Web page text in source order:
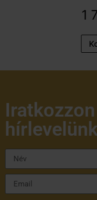
1
Iratkozzon